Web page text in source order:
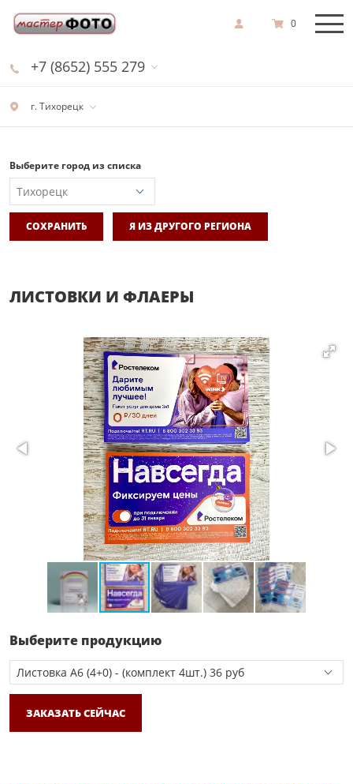
г. Тихорецк
+7 (8652) 555 279
0
Выберите город из списка
СОХРАНИТЬ Я ИЗ ДРУГОГО РЕГИОНА
ЛИСТОВКИ И ФЛАЕРЫ
Выберите продукцию
ЗАКАЗАТЬ СЕЙЧАС